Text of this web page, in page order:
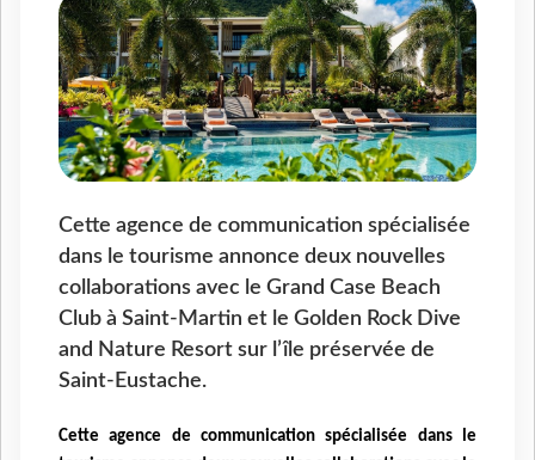
Cette agence de communication spécialisée
dans le tourisme annonce deux nouvelles
collaborations avec le Grand Case Beach
Club à Saint-Martin et le Golden Rock Dive
and Nature Resort sur l’île préservée de
Saint-Eustache.
Cette agence de communication spécialisée dans le